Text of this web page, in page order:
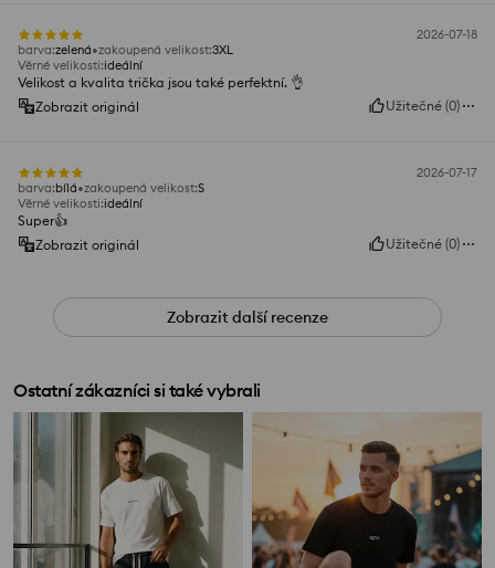
2026-07-18
barva:zelená zakoupená velikost:3XL
Věrné velikosti:ideální
Velikost a kvalita trička jsou také perfektní. 👌
Zobrazit originál
Užitečné (0)
2026-07-17
barva:bílá zakoupená velikost:S
Věrné velikosti:ideální
Super👍️
Zobrazit originál
Užitečné (0)
Zobrazit další recenze
Ostatní zákazníci si také vybrali